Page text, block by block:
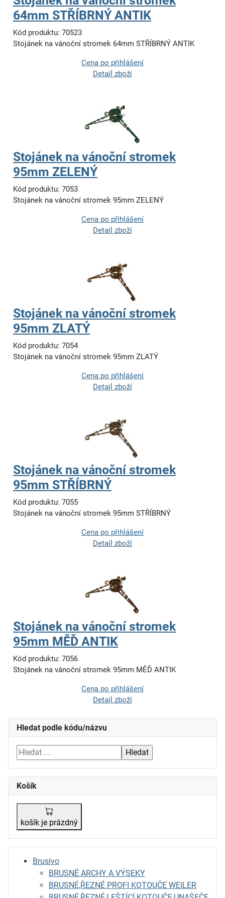
Hledat podle kódu/názvu
Košík
košík je prázdný
Brusivo
BRUSNÉ ARCHY A VÝSEKY
BRUSNÉ,ŘEZNÉ PROFI KOTOUČE WEILER
64mm STŘÍBRNÝ ANTIK
Kód produktu: 70523
Stojánek na vánoční stromek 64mm STŘÍBRNÝ ANTIK
Cena po přihlášení
Detail zboží
Stojánek na vánoční stromek
95mm ZELENÝ
Kód produktu: 7053
Stojánek na vánoční stromek 95mm ZELENÝ
Cena po přihlášení
Detail zboží
Stojánek na vánoční stromek
95mm ZLATÝ
Kód produktu: 7054
Stojánek na vánoční stromek 95mm ZLATÝ
Cena po přihlášení
Detail zboží
Stojánek na vánoční stromek
95mm STŘÍBRNÝ
Kód produktu: 7055
Stojánek na vánoční stromek 95mm STŘÍBRNÝ
Cena po přihlášení
Detail zboží
Stojánek na vánoční stromek
95mm MĚĎ ANTIK
Kód produktu: 7056
Stojánek na vánoční stromek 95mm MĚĎ ANTIK
Cena po přihlášení
Detail zboží